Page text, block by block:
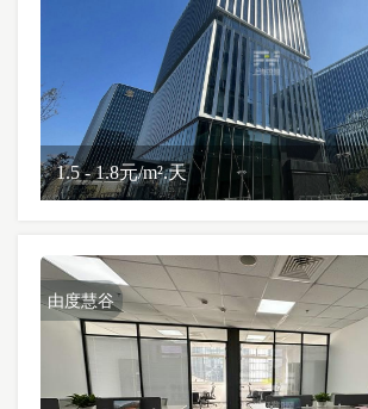
1.5 - 1.8元/m².天
由度慧谷